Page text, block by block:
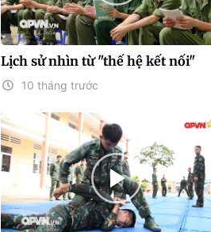
Lịch sử nhìn từ "thế hệ kết nối"
10 tháng trước